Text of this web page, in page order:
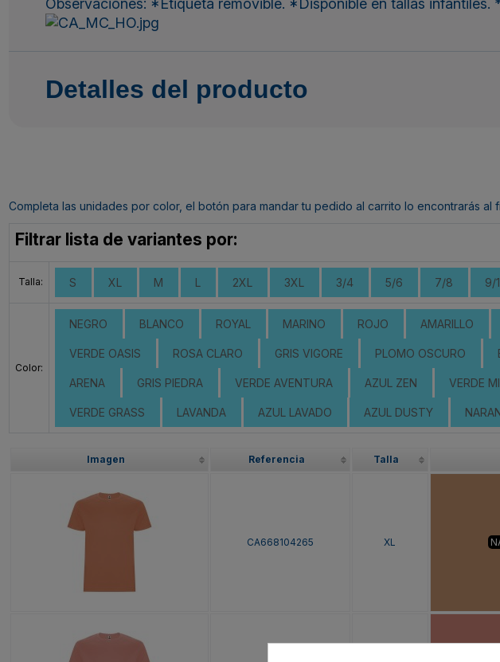
Detalles del producto
Completa las unidades por color, el botón para mandar tu pedido al carrito lo encontrarás al
Filtrar lista de variantes por:
Talla: S XL M L 2XL 3XL 3/4 5/6 7/8 9/
Color:
NEGRO BLANCO ROYAL MARINO ROJO AMARILLO
VERDE OASIS ROSA CLARO GRIS VIGORE PLOMO OSCURO
ARENA GRIS PIEDRA VERDE AVENTURA AZUL ZEN VERDE
VERDE GRASS LAVANDA AZUL LAVADO AZUL DUSTY
Imagen Referencia Talla
CA668104265 XL